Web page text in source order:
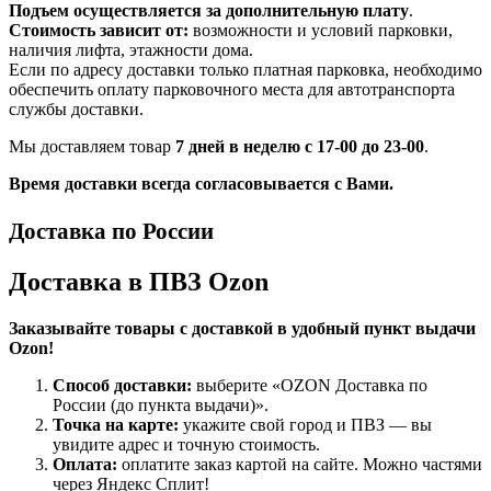
Подъем осуществляется за дополнительную плату.
Стоимость зависит от: возможности и условий парковки,
наличия лифта, этажности дома.
Если по адресу доставки только платная парковка, необходимо
обеспечить оплату парковочного места для автотранспорта
службы доставки.
Мы доставляем товар 7 дней в неделю с 17-00 до 23-00.
Время доставки всегда согласовывается с Вами.
Доставка по России
Доставка в ПВЗ Ozon
Заказывайте товары с доставкой в удобный пункт выдачи
Ozon!
Способ доставки: выберите «OZON Доставка по
России (до пункта выдачи)».
Точка на карте: укажите свой город и ПВЗ — вы
увидите адрес и точную стоимость.
Оплата: оплатите заказ картой на сайте. Можно частями
через Яндекс Сплит!